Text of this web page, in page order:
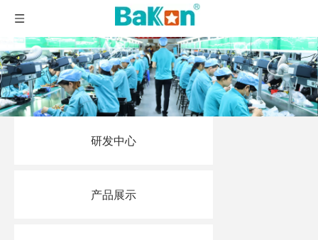
研发中心
产品展示